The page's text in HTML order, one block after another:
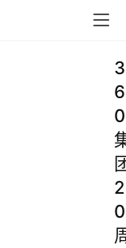
3
6
0
2
0